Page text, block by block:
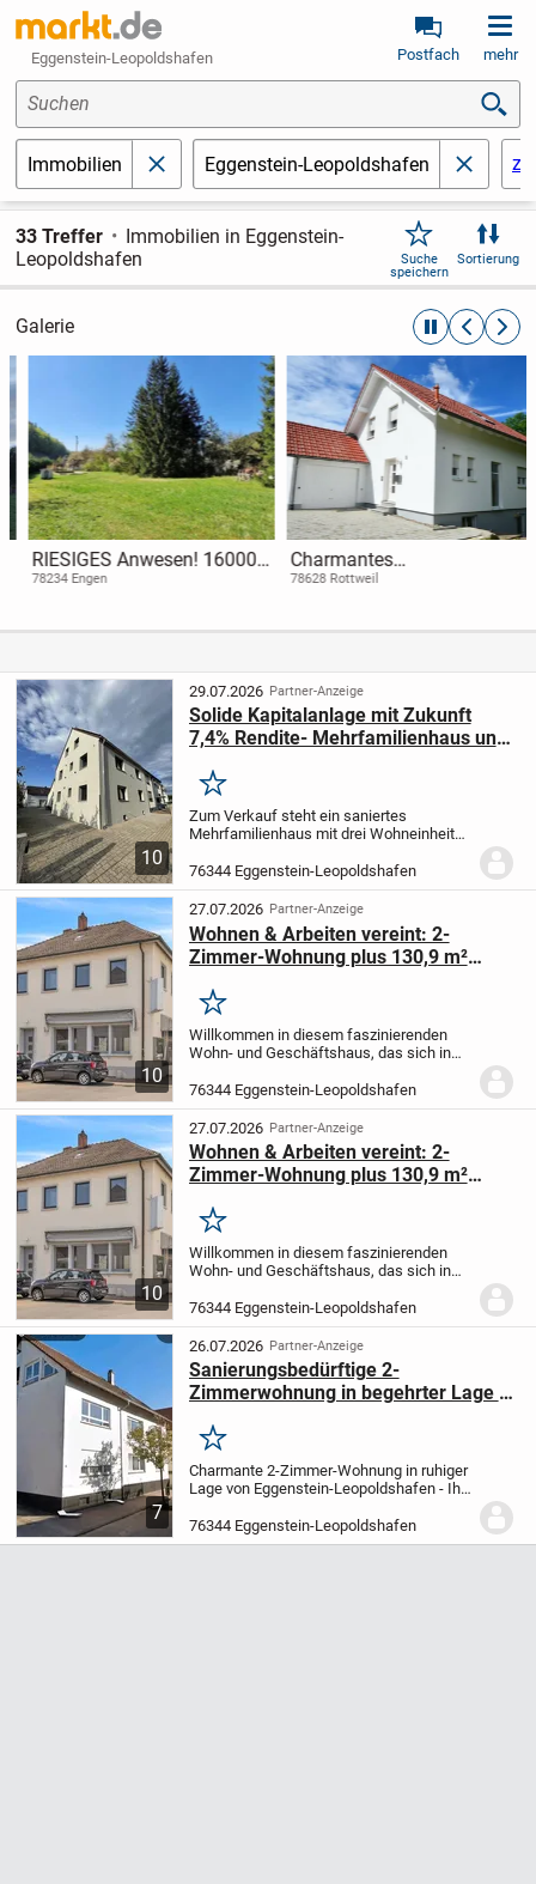
Eggenstein-Leopoldshafen Postfach mehr
Suchen
Immobilien schließenEggenstein-Leopoldshafen
33 Treffer
Immobilien in Eggenstein-
Leopoldshafen
Suche
speichern
Sortierung
Galerie automatische
RIESIGES Anwesen! 16000
Qm uneinsehbarer Grund.
78234 Engen
Charmantes
Einfamilienhaus in ruhiger
78628 Rottweil
10
29.07.2026 Partner-Anzeige
Solide Kapitalanlage mit Zukunft
7,4% Rendite- Mehrfamilienhaus und
Merken
Zum Verkauf steht ein saniertes
Mehrfamilienhaus mit drei Wohneinheiten
Wohnfläche in Eggenstein-Leopoldshafen
- nur 2,5 km vom KIT Campus Nord
entfernt.Alle Einheiten...
76344 Eggenstein-Leopoldshafen
10
27.07.2026 Partner-Anzeige
Wohnen & Arbeiten vereint: 2-
Zimmer-Wohnung plus 130,9 m²
Leopoldshafen
Merken
Willkommen in diesem faszinierenden
Wohn- und Geschäftshaus, das sich in
Leopoldshafen präsentiert.Die Lage des
Wohn- und Geschäftshauses ist im
Zentrum optimal...
76344 Eggenstein-Leopoldshafen
10
27.07.2026 Partner-Anzeige
Wohnen & Arbeiten vereint: 2-
Zimmer-Wohnung plus 130,9 m²
Leopoldshafen
Merken
Willkommen in diesem faszinierenden
Wohn- und Geschäftshaus, das sich in
Leopoldshafen präsentiert.Die Lage des
Wohn- und Geschäftshauses ist im
Zentrum optimal...
76344 Eggenstein-Leopoldshafen
7
26.07.2026 Partner-Anzeige
Sanierungsbedürftige 2-
Zimmerwohnung in begehrter Lage in
Traumzuhause!
Merken
Charmante 2-Zimmer-Wohnung in ruhiger
Lage von Eggenstein-Leopoldshafen - Ihr
KapitalanlageWir präsentieren Ihnen eine
lichtdurchflutete 2-Zimmer-Wohnung im...
76344 Eggenstein-Leopoldshafen